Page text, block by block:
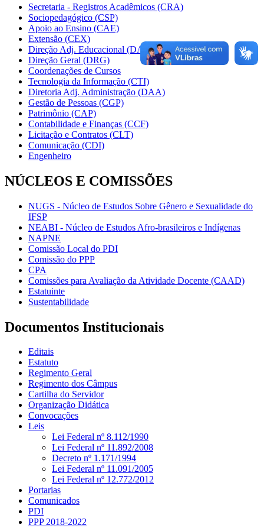
Secretaria - Registros Acadêmicos (CRA)
Sociopedagógico (CSP)
Apoio ao Ensino (CAE)
Extensão (CEX)
Direção Adj. Educacional (DAE)
Direção Geral (DRG)
Coordenações de Cursos
Tecnologia da Informação (CTI)
Diretoria Adj. Administração (DAA)
Gestão de Pessoas (CGP)
Patrimônio (CAP)
Contabilidade e Finanças (CCF)
Licitação e Contratos (CLT)
Comunicação (CDI)
Engenheiro
NÚCLEOS E COMISSÕES
NUGS - Núcleo de Estudos Sobre Gênero e Sexualidade do
IFSP
NEABI - Núcleo de Estudos Afro-brasileiros e Indígenas
NAPNE
Comissão Local do PDI
Comissão do PPP
CPA
Comissões para Avaliação da Atividade Docente (CAAD)
Estatuinte
Sustentabilidade
Documentos Institucionais
Editais
Estatuto
Regimento Geral
Regimento dos Câmpus
Cartilha do Servidor
Organização Didática
Convocações
Leis
Lei Federal nº 8.112/1990
Lei Federal nº 11.892/2008
Decreto nº 1.171/1994
Lei Federal nº 11.091/2005
Lei Federal nº 12.772/2012
Portarias
Comunicados
PDI
PPP 2018-2022